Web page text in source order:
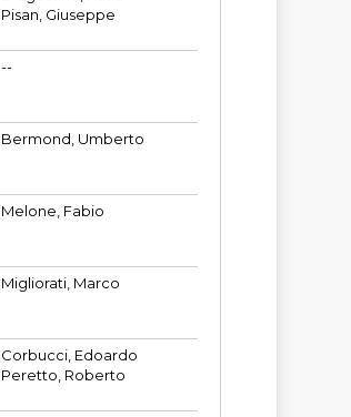
Pisan, Giuseppe
--
Bermond, Umberto
Melone, Fabio
Migliorati, Marco
Corbucci, Edoardo
Peretto, Roberto